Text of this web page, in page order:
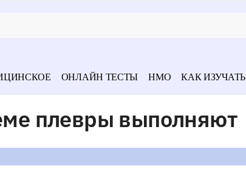
ОНЛАЙН ТЕСТЫ НМО КАК ИЗУЧАТЬ
плевры выполняют